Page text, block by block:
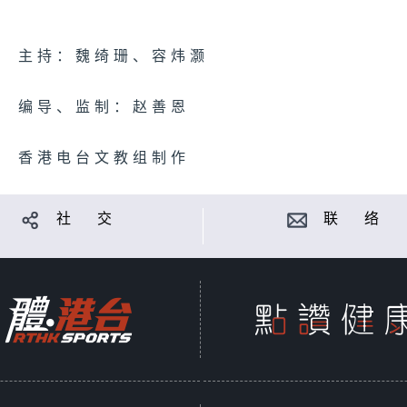
主持： 魏绮珊、容炜灏
编导、监制：赵善恩
香港电台文教组制作
社 交 联 络